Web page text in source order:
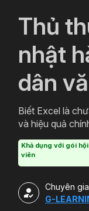
Thủ
nhật
dân
Biết Excel là
và hiệu quả
văn phòng sẽ
trong Excel và
Khả dụng với gói hội
viên
Chuyên gia
G-